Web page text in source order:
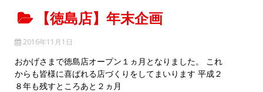
【徳島店】年末企画
2016年11月1日
おかげさまで徳島店オープン１ヵ月となりました。 これ
からも皆様に喜ばれる店づくりをしてまいります 平成２
８年も残すところあと２ヵ月